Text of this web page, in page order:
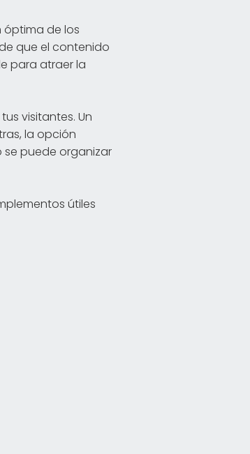
óptima de los
que el contenido
para atraer la
visitantes. Un
la opción
se puede organizar
útiles